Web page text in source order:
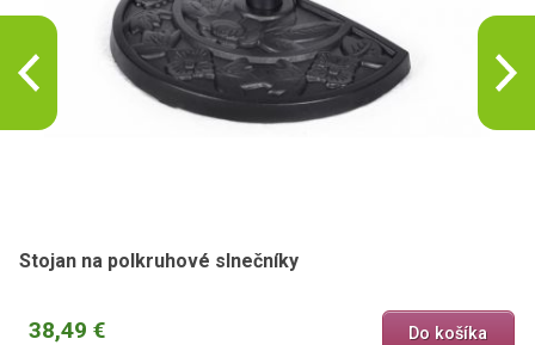
Stojan na polkruhové slnečníky
38,49 € Do košíka